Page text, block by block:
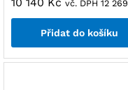
vč. DPH 12 269
Přidat do košíku